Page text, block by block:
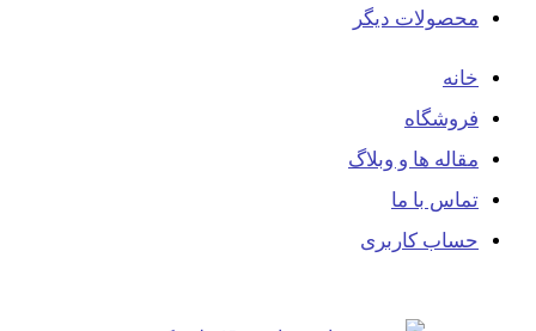
محصولات دیگر
خانه
فروشگاه
مقاله ها و وبلاگ
تماس با ما
حساب کاربری